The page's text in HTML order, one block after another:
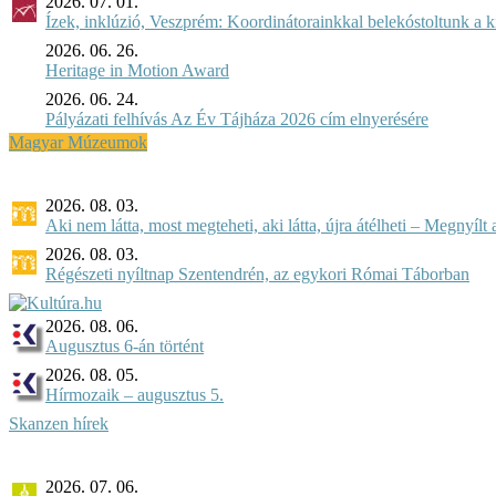
Ízek, inklúzió, Veszprém: Koordinátorainkkal belekóstoltunk a
2026. 06. 26.
Heritage in Motion Award
2026. 06. 24.
Pályázati felhívás Az Év Tájháza 2026 cím elnyerésére
Magyar Múzeumok
2026. 08. 03.
Aki nem látta, most megteheti, aki látta, újra átélheti –
2026. 08. 03.
Régészeti nyíltnap Szentendrén, az egykori Római Táborban
2026. 08. 06.
Augusztus 6-án történt
2026. 08. 05.
Hírmozaik – augusztus 5.
Skanzen hírek
2026. 07. 06.